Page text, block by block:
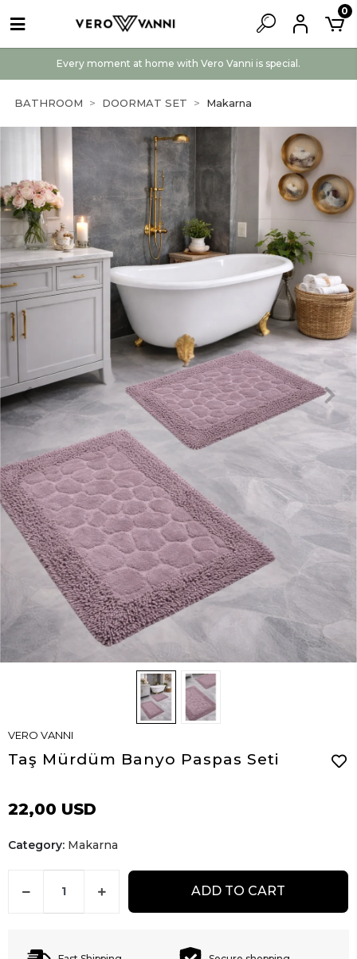
Every moment at home with Vero Vanni is special.
0
BATHROOM DOORMAT SET Makarna
VERO VANNI
Taş Mürdüm Banyo Paspas Seti
22,00 USD
Category: Makarna
ADD TO CART